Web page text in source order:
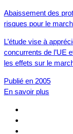
Abaissement des
risques pour le
L’étude vise à
concurrents de l’UE
les effets sur le
Publié en 2005
En savoir plus